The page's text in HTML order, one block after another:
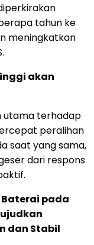
tahun ke
meningkatkan
akan
utama terhadap
peralihan
saat yang sama,
dari respons
Baterai pada
dan Stabil